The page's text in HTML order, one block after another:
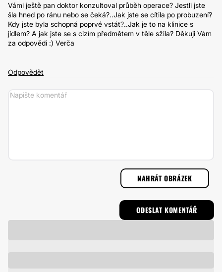
Vámi ještě pan doktor konzultoval průběh operace? Jestli jste
šla hned po ránu nebo se čeká?..Jak jste se cítila po probuzení?
Kdy jste byla schopná poprvé vstát?..Jak je to na klinice s
jídlem? A jak jste se s cizím předmětem v těle sžila? Děkuji Vám
za odpovědi :) Verča
Odpovědět
NAHRÁT OBRÁZEK